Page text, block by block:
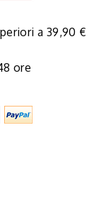
a 39,90 €
ore